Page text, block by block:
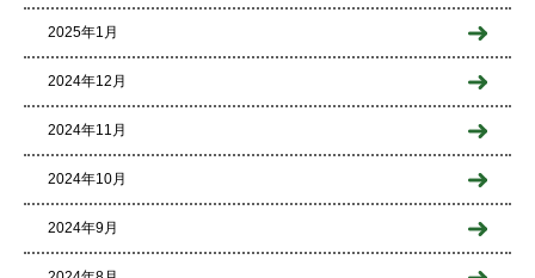
2025年1月
2024年12月
2024年11月
2024年10月
2024年9月